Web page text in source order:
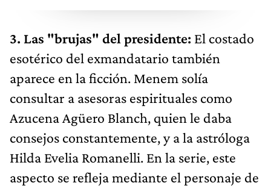
3. Las "brujas" del presidente: El costado
esotérico del exmandatario también
aparece en la ficción. Menem solía
consultar a asesoras espirituales como
Azucena Agüero Blanch, quien le daba
consejos constantemente, y a la astróloga
Hilda Evelia Romanelli. En la serie, este
aspecto se refleja mediante el personaje de